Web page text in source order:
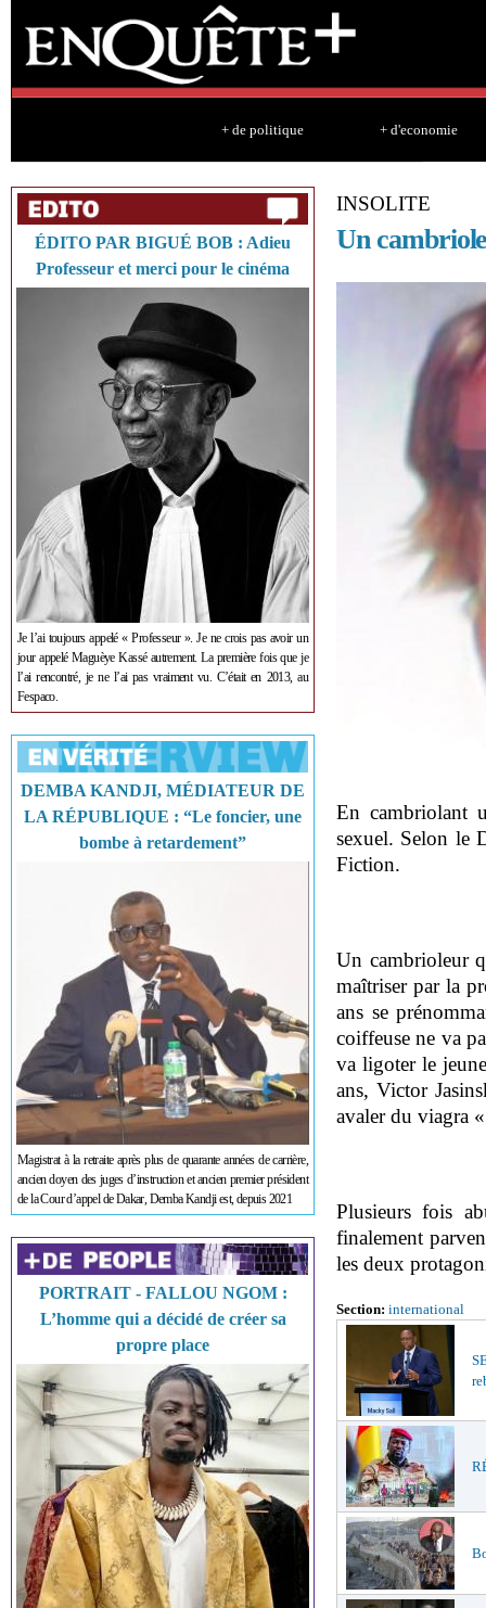
+ de politique + d'economie
ÉDITO PAR BIGUÉ BOB : Adieu
Professeur et merci pour le cinéma
Je l’ai toujours appelé « Professeur ». Je ne crois pas avoir un
jour appelé Maguèye Kassé autrement. La première fois que je
l’ai rencontré, je ne l’ai pas vraiment vu. C’était en 2013, au
Fespaco.
DEMBA KANDJI, MÉDIATEUR DE
LA RÉPUBLIQUE : “Le foncier, une
bombe à retardement”
Magistrat à la retraite après plus de quarante années de carrière,
ancien doyen des juges d’instruction et ancien premier président
de la Cour d’appel de Dakar, Demba Kandji est, depuis 2021
PORTRAIT - FALLOU NGOM :
L’homme qui a décidé de créer sa
propre place
INSOLITE
Un
En cambriolant
sexuel. Selon le
Fiction.
Un cambrioleur
maîtriser par la
ans se
coiffeuse ne va
va ligoter le
ans, Victor
avaler du viagra
Plusieurs fois
finalement
les deux
Section: international